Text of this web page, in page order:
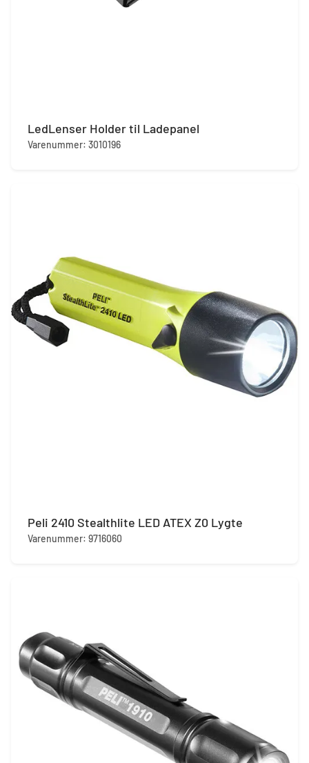
LedLenser Holder til Ladepanel
Varenummer: 3010196
Peli 2410 Stealthlite LED ATEX Z0 Lygte
Varenummer: 9716060